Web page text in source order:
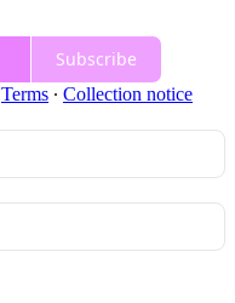
Subscribe
Terms ∙ Collection notice